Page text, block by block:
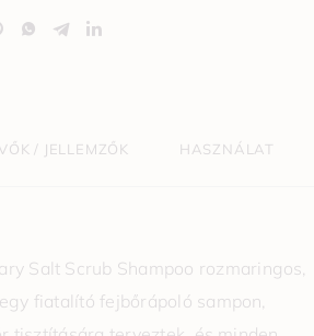
/ JELLEMZŐK HASZNÁLAT
Salt Scrub Shampoo rozmaringos,
fiatalító fejbőrápoló sampon,